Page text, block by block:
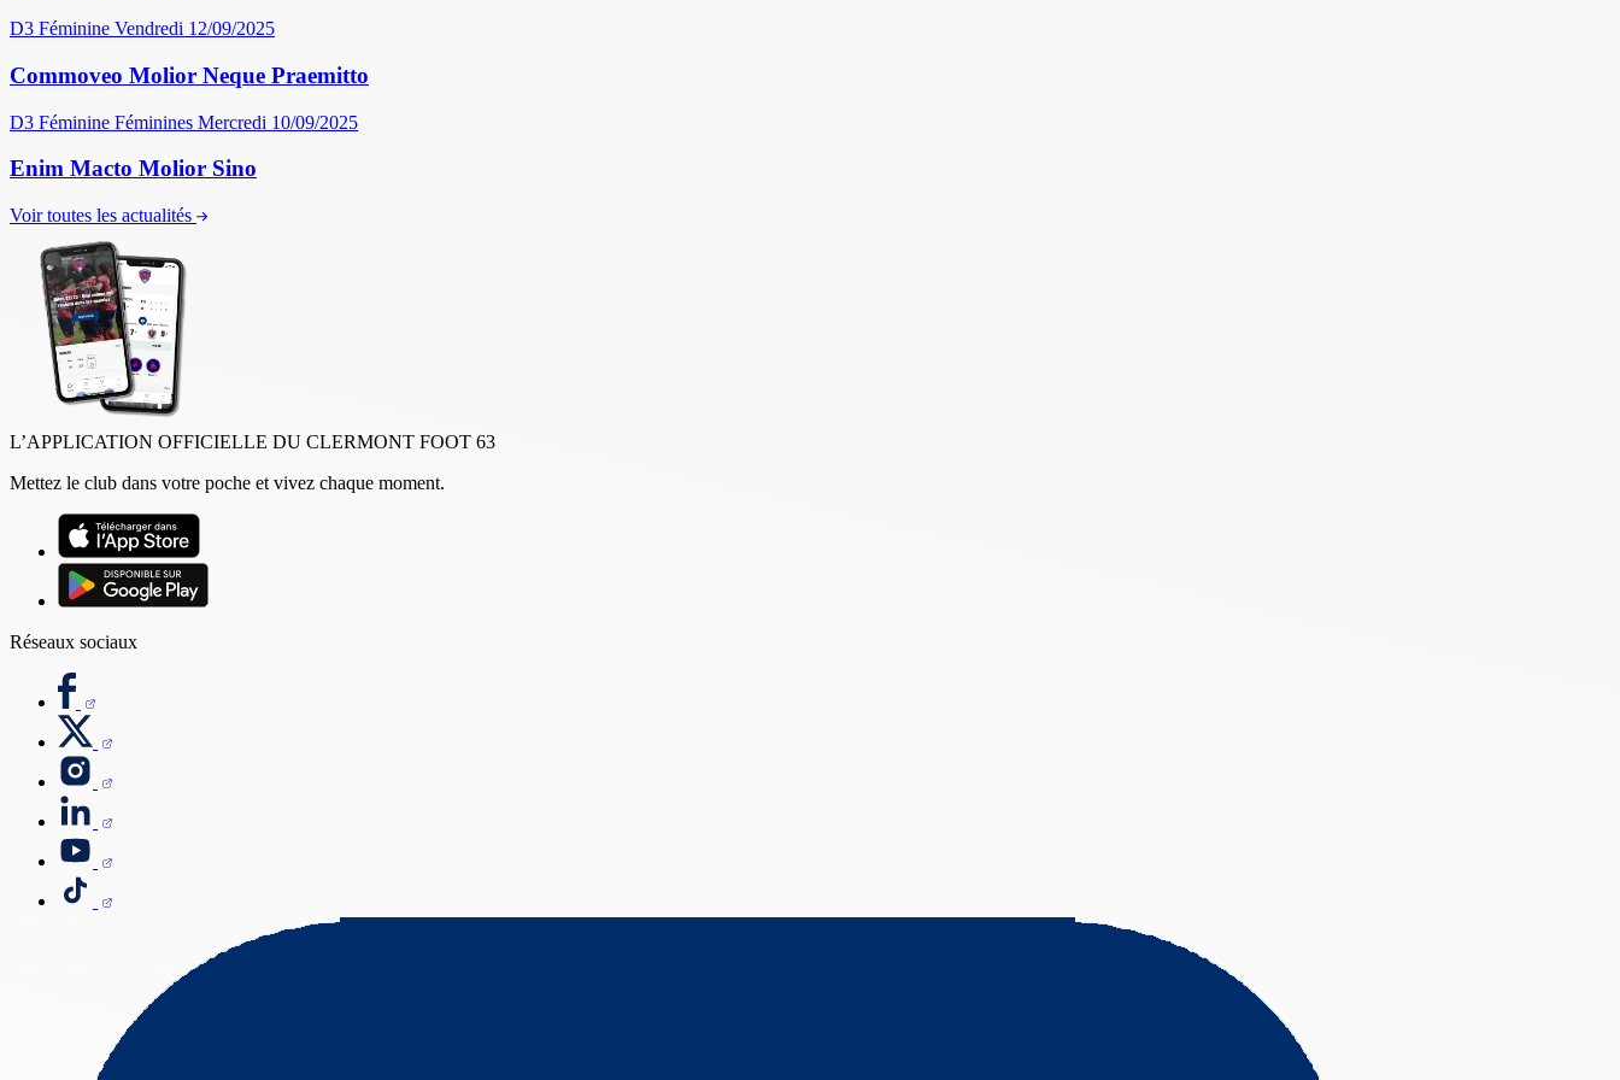
D3 Féminine Vendredi 12/09/2025
Commoveo Molior Neque Praemitto
D3 Féminine Féminines Mercredi 10/09/2025
Enim Macto Molior Sino
Voir toutes les actualités
L’APPLICATION OFFICIELLE DU CLERMONT FOOT 63
Mettez le club dans votre poche et vivez chaque moment.
Réseaux sociaux